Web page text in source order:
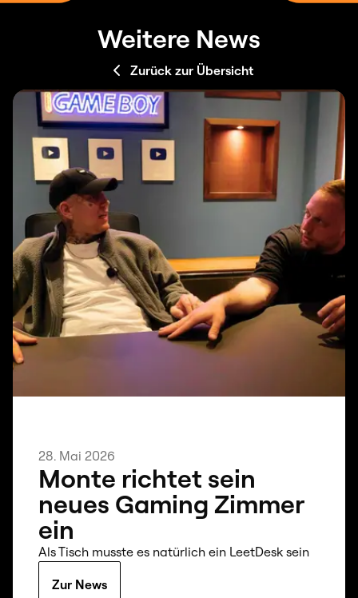
Weitere News
Zurück zur Übersicht
28. Mai 2026
Monte richtet sein
neues Gaming Zimmer
ein
Als Tisch musste es natürlich ein LeetDesk sein
Zur News